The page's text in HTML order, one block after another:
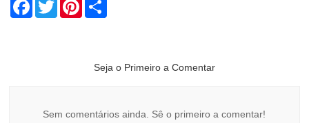
Seja o Primeiro a Comentar
Sem comentários ainda. Sê o primeiro a comentar!